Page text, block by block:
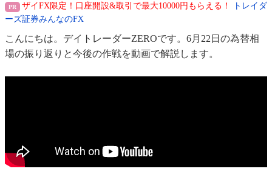
ザイFX限定！口座開設&取引で最大10000円もらえる！
トレイダ
ーズ証券みんなのFX
こんにちは。デイトレーダーZEROです。6月22日の為替相
場の振り返りと今後の作戦を動画で解説します。